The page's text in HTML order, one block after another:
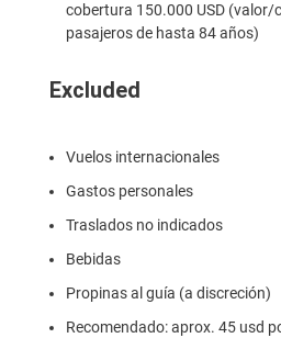
cobertura 150.000 USD (valor/
pasajeros de hasta 84 años)
Excluded
Vuelos internacionales
Gastos personales
Traslados no indicados
Bebidas
Propinas al guía (a discreción)
Recomendado: aprox. 45 usd